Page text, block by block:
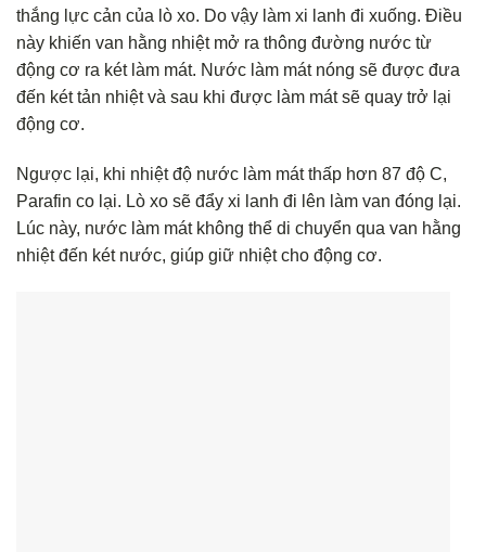
thắng lực cản của lò xo. Do vậy làm xi lanh đi xuống. Điều
này khiến van hằng nhiệt mở ra thông đường nước từ
động cơ ra két làm mát. Nước làm mát nóng sẽ được đưa
đến két tản nhiệt và sau khi được làm mát sẽ quay trở lại
động cơ.
Ngược lại, khi nhiệt độ nước làm mát thấp hơn 87 độ C,
Parafin co lại. Lò xo sẽ đẩy xi lanh đi lên làm van đóng lại.
Lúc này, nước làm mát không thể di chuyển qua van hằng
nhiệt đến két nước, giúp giữ nhiệt cho động cơ.